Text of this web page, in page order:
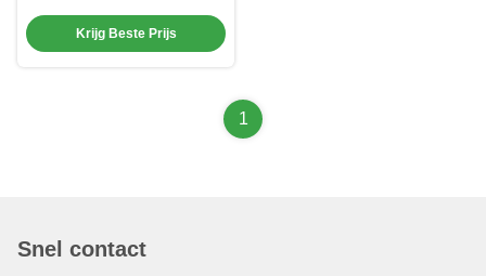
elektrische auto-oplader
waterdicht
Krijg Beste Prijs
1
Snel contact